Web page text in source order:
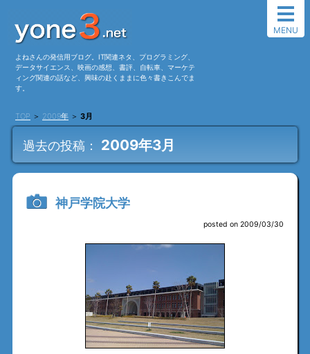
よねさんの発信用ブログ。IT関連ネタ、プログラミング、
データサイエンス、映画の感想、書評、自転車、マーケテ
ィング関連の話など、興味の赴くままに色々書きこんでま
す。
TOP ＞ 2009年 ＞ 3月
MENU
過去の投稿： 2009年3月
神戸学院大学
posted on 2009/03/30